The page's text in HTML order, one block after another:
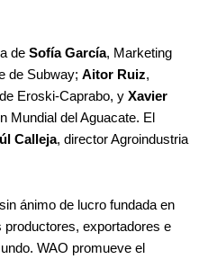
de Sofía García, Marketing
de Subway; Aitor Ruiz,
Eroski-Caprabo, y Xavier
Mundial del Aguacate. El
Calleja, director Agroindustria
ánimo de lucro fundada en
productores, exportadores e
WAO promueve el